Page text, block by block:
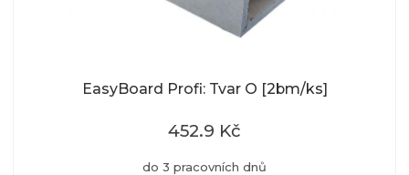
EasyBoard Profi: Tvar O [2bm/ks]
do 3 pracovních dnů
452.9 Kč